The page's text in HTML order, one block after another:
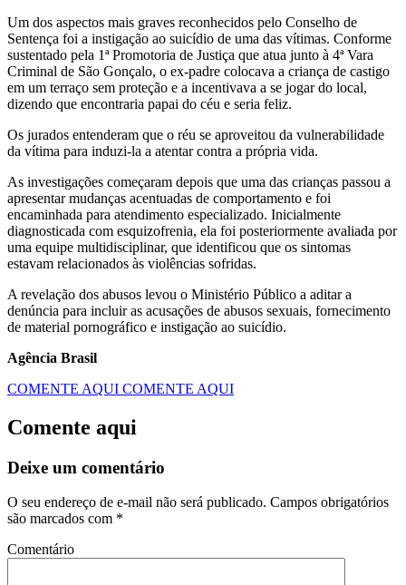
Um dos aspectos mais graves reconhecidos pelo Conselho de
Sentença foi a instigação ao suicídio de uma das vítimas. Conforme
sustentado pela 1ª Promotoria de Justiça que atua junto à 4ª Vara
Criminal de São Gonçalo, o ex-padre colocava a criança de castigo
em um terraço sem proteção e a incentivava a se jogar do local,
dizendo que encontraria papai do céu e seria feliz.
Os jurados entenderam que o réu se aproveitou da vulnerabilidade
da vítima para induzi-la a atentar contra a própria vida.
As investigações começaram depois que uma das crianças passou a
apresentar mudanças acentuadas de comportamento e foi
encaminhada para atendimento especializado. Inicialmente
diagnosticada com esquizofrenia, ela foi posteriormente avaliada por
uma equipe multidisciplinar, que identificou que os sintomas
estavam relacionados às violências sofridas.
A revelação dos abusos levou o Ministério Público a aditar a
denúncia para incluir as acusações de abusos sexuais, fornecimento
de material pornográfico e instigação ao suicídio.
Agência Brasil
COMENTE AQUI COMENTE AQUI
Comente aqui
Deixe um comentário
O seu endereço de e-mail não será publicado. Campos obrigatórios
são marcados com *
Comentário